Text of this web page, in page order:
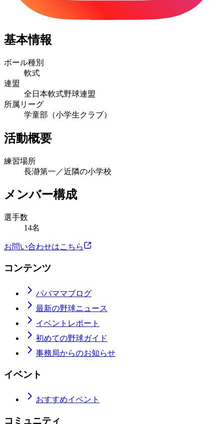
基本情報
ボール種別
軟式
連盟
全日本軟式野球連盟
所属リーグ
学童部（小学生クラブ）
活動概要
練習場所
長瀞第一／近隣の小学校
メンバー構成
選手数
14名
お問い合わせはこちら
コンテンツ
パパママブログ
最新の野球ニュース
イベントレポート
初めての野球ガイド
事務局からのお知らせ
イベント
おすすめイベント
コミュニティ